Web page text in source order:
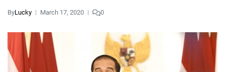
ByLucky March 17, 2020 0